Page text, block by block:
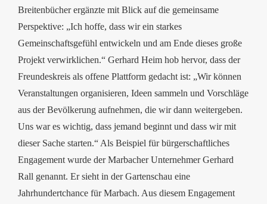
Breitenbücher ergänzte mit Blick auf die gemeinsame
Perspektive: „Ich hoffe, dass wir ein starkes
Gemeinschaftsgefühl entwickeln und am Ende dieses große
Projekt verwirklichen.“ Gerhard Heim hob hervor, dass der
Freundeskreis als offene Plattform gedacht ist: „Wir können
Veranstaltungen organisieren, Ideen sammeln und Vorschläge
aus der Bevölkerung aufnehmen, die wir dann weitergeben.
Uns war es wichtig, dass jemand beginnt und dass wir mit
dieser Sache starten.“ Als Beispiel für bürgerschaftliches
Engagement wurde der Marbacher Unternehmer Gerhard
Rall genannt. Er sieht in der Gartenschau eine
Jahrhundertchance für Marbach. Aus diesem Engagement